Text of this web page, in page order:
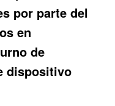
por parte del
en
de
dispositivo